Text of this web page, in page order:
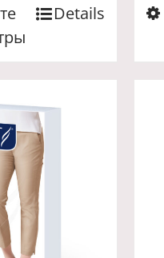
Этот
товар
Опции
можно
выбрать
на
странице
товара.
Details